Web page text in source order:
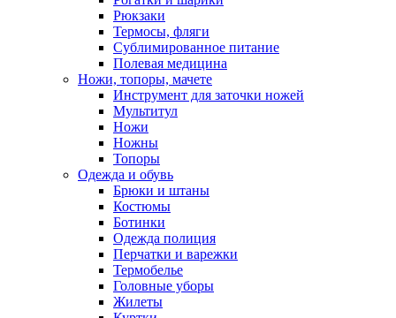
Рюкзаки
Термосы, фляги
Сублимированное питание
Полевая медицина
Ножи, топоры, мачете
Инструмент для заточки ножей
Мультитул
Ножи
Ножны
Топоры
Одежда и обувь
Брюки и штаны
Костюмы
Ботинки
Одежда полиция
Перчатки и варежки
Термобелье
Головные уборы
Жилеты